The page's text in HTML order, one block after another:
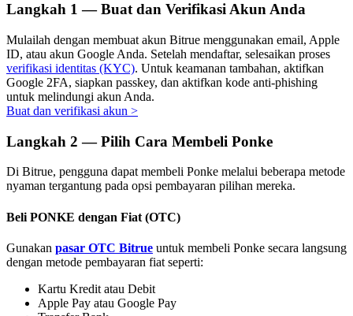
Pelajari Staking
Pelajari tentang mendapatkan penghasilan pasif
Langkah 1 —Buat dan Verifikasi Akun Anda
Mulailah dengan membuat akun Bitrue menggunakan email, Apple
ID, atau akun Google Anda. Setelah mendaftar, selesaikan proses
verifikasi identitas (KYC). Untuk keamanan tambahan, aktifkan
Google 2FA, siapkan passkey, dan aktifkan kode anti-phishing
untuk melindungi akun Anda.
Buat dan verifikasi akun >
Langkah 2 — Pilih Cara Membeli Ponke
Di Bitrue, pengguna dapat membeli Ponke melalui beberapa metode
nyaman tergantung pada opsi pembayaran pilihan mereka.
Beli PONKE dengan Fiat (OTC)
Gunakan pasar OTC Bitrue untuk membeli Ponke secara langsung
dengan metode pembayaran fiat seperti:
Kartu Kredit atau Debit
Apple Pay atau Google Pay